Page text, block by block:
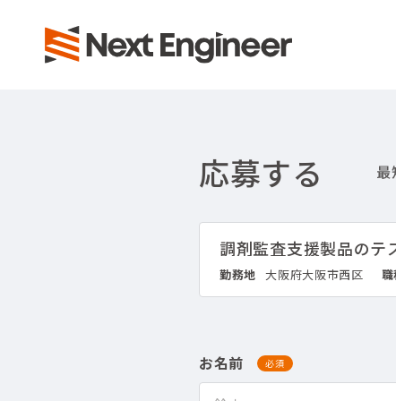
応募する
調剤監査支援製品のテ
勤務地 大阪府大阪市西区
お名前 必須